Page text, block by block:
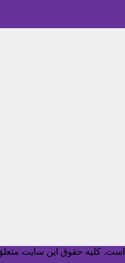
است. کليه حقوق اين سايت